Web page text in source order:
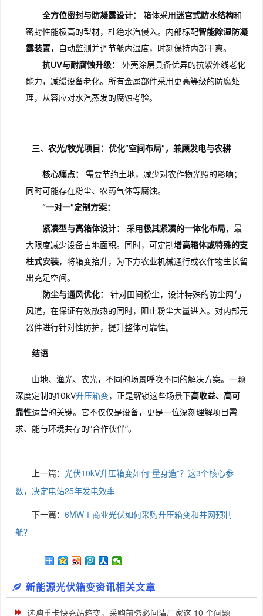
全方位密封与防凝露设计： 箱体采用迷宫式防水结构和
密封性能极高的型材，杜绝水汽侵入。内部标配智能除湿防凝
露装置，自动监测并调节舱内湿度，时刻保持内部干爽。
抗UV与耐腐蚀升级：
外壳涂层具备优异的抗紫外线老化
能力，减缓设备老化。所有金属部件采用更高等级的防腐处
理，从容应对水汽蒸发的腐蚀考验。
三、农光/牧光项目：优化“空间布局”，兼顾发电与农耕
核心痛点：
需要节约土地，减少对农作物光照的影响；
同时可能存在粉尘、农药气体等腐蚀。
“一对一”定制方案：
紧凑型与高箱体设计： 采用极其紧凑的一体化布局，最
大限度减少设备占地面积。同时，可定制增高箱体或特殊的支
柱式安装，将箱变抬升，为下方农业机械通行或农作物生长留
出充足空间。
防尘与通风优化：
针对田间粉尘，设计特殊的防尘网与
风道，在保证有效散热的同时，阻止粉尘大量进入。对内部元
器件进行针对性防护，提升整体可靠性。
结语
山地、渔光、农光，不同的场景呼唤不同的解决方案。一颗
深度定制的10kV升压箱变，正是解锁这些场景下高收益、高可
靠性运营的关键。它不仅仅是设备，更是一位深刻理解项目需
求、能与环境共存的“合作伙伴”。
上一篇： 光伏10kV升压箱变如何“量身造”？这3个核心参
数，决定电站25年发电效率
下一篇： 6MW工商业光伏如何采购升压箱变和并网预制
舱？
新能源光伏箱变资讯相关文章
选购重卡快充站箱变，采购前务必问清厂家这 10 个问题